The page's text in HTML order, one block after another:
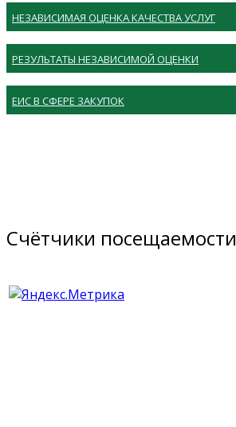
НЕЗАВИСИМАЯ ОЦЕНКА КАЧЕСТВА УСЛУГ
РЕЗУЛЬТАТЫ НЕЗАВИСИМОЙ ОЦЕНКИ
ЕИС В СФЕРЕ ЗАКУПОК
Счётчики посещаемости